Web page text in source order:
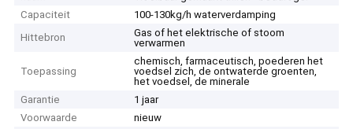
Capaciteit
100-130kg/h waterverdamping
Hittebron
Gas of het elektrische of stoom
verwarmen
Toepassing
chemisch, farmaceutisch, poederen het
voedsel zich, de ontwaterde groenten,
het voedsel, de minerale
Garantie
1 jaar
Voorwaarde
nieuw